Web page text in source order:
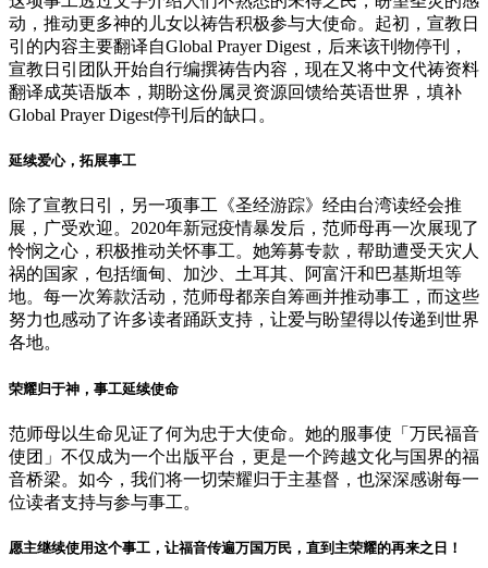
动，推动更多神的儿女以祷告积极参与大使命。起初，宣教日
引的内容主要翻译自Global Prayer Digest，后来该刊物停刊，
宣教日引团队开始自行编撰祷告内容，现在又将中文代祷资料
翻译成英语版本，期盼这份属灵资源回馈给英语世界，填补
Global Prayer Digest停刊后的缺口。
延续爱心，拓展事工
除了宣教日引，另一项事工《圣经游踪》经由台湾读经会推
展，广受欢迎。2020年新冠疫情暴发后，范师母再一次展现了
怜悯之心，积极推动关怀事工。她筹募专款，帮助遭受天灾人
祸的国家，包括缅甸、加沙、土耳其、阿富汗和巴基斯坦等
地。每一次筹款活动，范师母都亲自筹画并推动事工，而这些
努力也感动了许多读者踊跃支持，让爱与盼望得以传递到世界
各地。
荣耀归于神，事工延续使命
范师母以生命见证了何为忠于大使命。她的服事使「万民福音
使团」不仅成为一个出版平台，更是一个跨越文化与国界的福
音桥梁。如今，我们将一切荣耀归于主基督，也深深感谢每一
位读者支持与参与事工。
愿主继续使用这个事工，让福音传遍万国万民，直到主荣耀的再来之日！